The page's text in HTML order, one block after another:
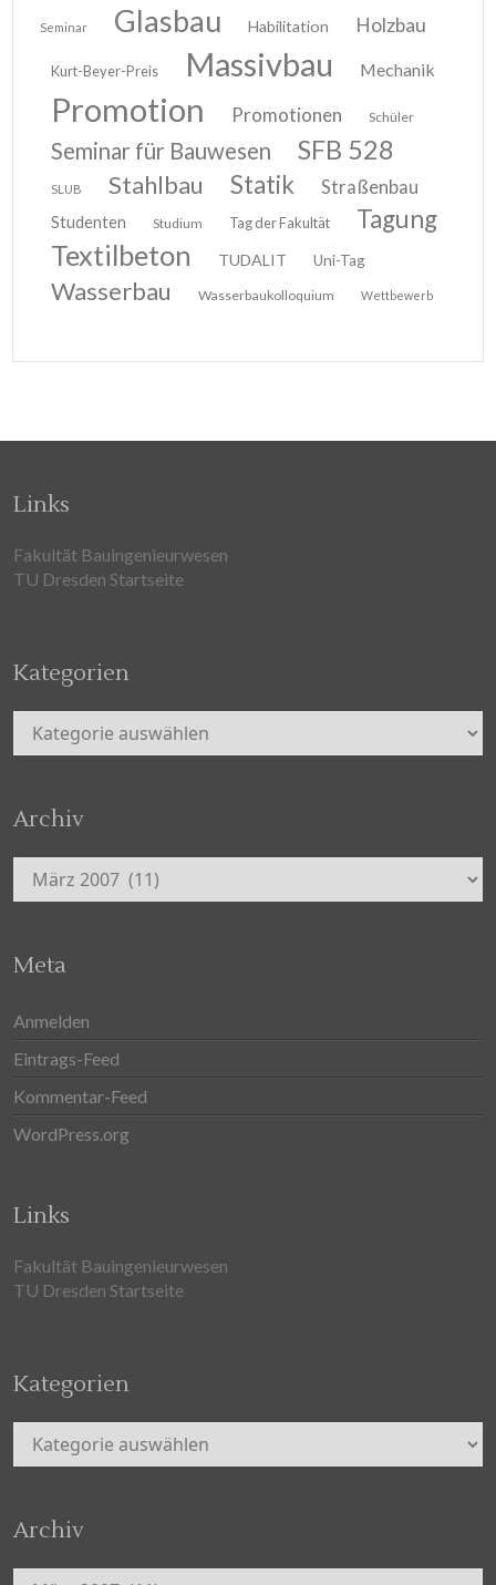
Seminar Glasbau Habilitation Holzbau
Kurt-Beyer-Preis Massivbau Mechanik
Promotion Promotionen Schüler
Seminar für Bauwesen SFB 528
SLUB Stahlbau Statik Straßenbau
Studenten Studium Tag der Fakultät Tagung
Textilbeton TUDALIT Uni-Tag
Wasserbau Wasserbaukolloquium Wettbewerb
Links
Fakultät Bauingenieurwesen
TU Dresden Startseite
Kategorien
Kategorien
Archiv
Archiv
Meta
Anmelden
Eintrags-Feed
Kommentar-Feed
WordPress.org
Links
Fakultät Bauingenieurwesen
TU Dresden Startseite
Kategorien
Kategorien
Archiv